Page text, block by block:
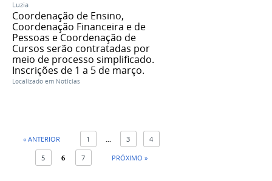
Luzia
Coordenação de Ensino,
Coordenação Financeira e de
Pessoas e Coordenação de
Cursos serão contratadas por
meio de processo simplificado.
Inscrições de 1 a 5 de março.
Localizado em Notícias
« ANTERIOR 1 ... 3 4
5 6 7 PRÓXIMO »